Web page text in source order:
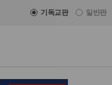
기독교판 일반판